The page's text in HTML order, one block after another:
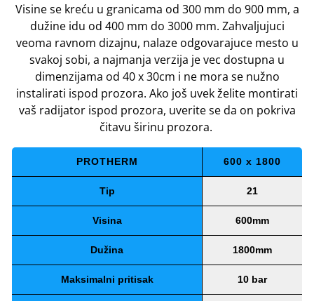
Visine se kreću u granicama od 300 mm do 900 mm, a
dužine idu od 400 mm do 3000 mm. Zahvaljujuci
veoma ravnom dizajnu, nalaze odgovarajuce mesto u
svakoj sobi, a najmanja verzija je vec dostupna u
dimenzijama od 40 x 30cm i ne mora se nužno
instalirati ispod prozora. Ako još uvek želite montirati
vaš radijator ispod prozora, uverite se da on pokriva
čitavu širinu prozora.
PROTHERM 600 x 1800
Tip 21
Visina 600mm
Dužina 1800mm
Maksimalni pritisak 10 bar